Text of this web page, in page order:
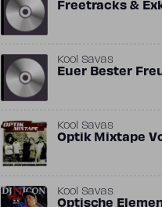
Freetracks &
Kool Savas
Euer Bester
Kool Savas
Optik Mixtape
Kool Savas
Optische